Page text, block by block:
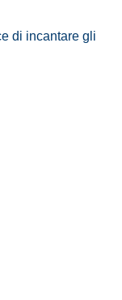
di incantare gli